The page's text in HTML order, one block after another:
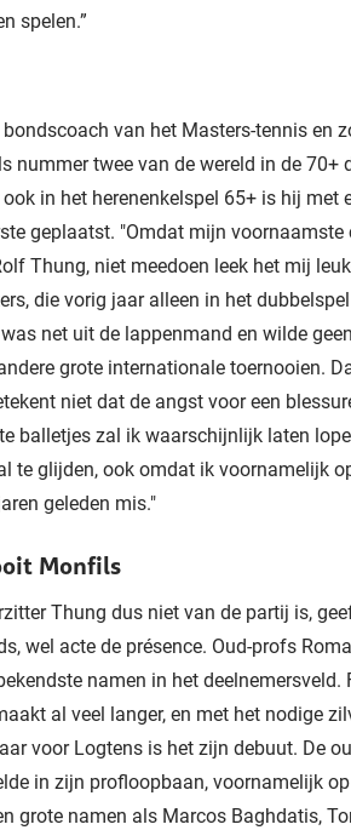
spelen.”
van het Masters-tennis en
nummer twee van de wereld in de 70+
in het herenenkelspel 65+ is hij met
geplaatst. "Omdat mijn voornaamste
Thung, niet meedoen leek het mij
die vorig jaar alleen in het
net uit de lappenmand en wilde
grote internationale toernooien.
niet dat de angst voor een
balletjes zal ik waarschijnlijk laten
te glijden, ook omdat ik voornamelijk
geleden mis."
Monfils
Thung dus niet van de partij is,
wel acte de présence. Oud-profs
namen in het deelnemersveld.
al veel langer, en met het nodige
voor Logtens is het zijn debuut. De
in zijn profloopbaan, voornamelijk
grote namen als Marcos Baghdatis,